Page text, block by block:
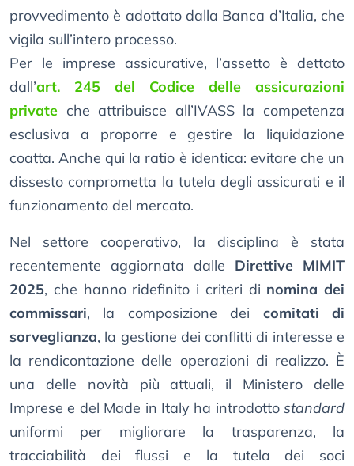
provvedimento è adottato dalla Banca d’Italia, che
vigila sull’intero processo.
Per le imprese assicurative, l’assetto è dettato
dall’art. 245 del Codice delle assicurazioni
private che attribuisce all’IVASS la competenza
esclusiva a proporre e gestire la liquidazione
coatta. Anche qui la ratio è identica: evitare che un
dissesto comprometta la tutela degli assicurati e il
funzionamento del mercato.
Nel settore cooperativo, la disciplina è stata
recentemente aggiornata dalle Direttive MIMIT
2025, che hanno ridefinito i criteri di nomina dei
commissari, la composizione dei comitati di
sorveglianza, la gestione dei conflitti di interesse e
la rendicontazione delle operazioni di realizzo. È
una delle novità più attuali, il Ministero delle
Imprese e del Made in Italy ha introdotto standard
uniformi per migliorare la trasparenza, la
tracciabilità dei flussi e la tutela dei soci